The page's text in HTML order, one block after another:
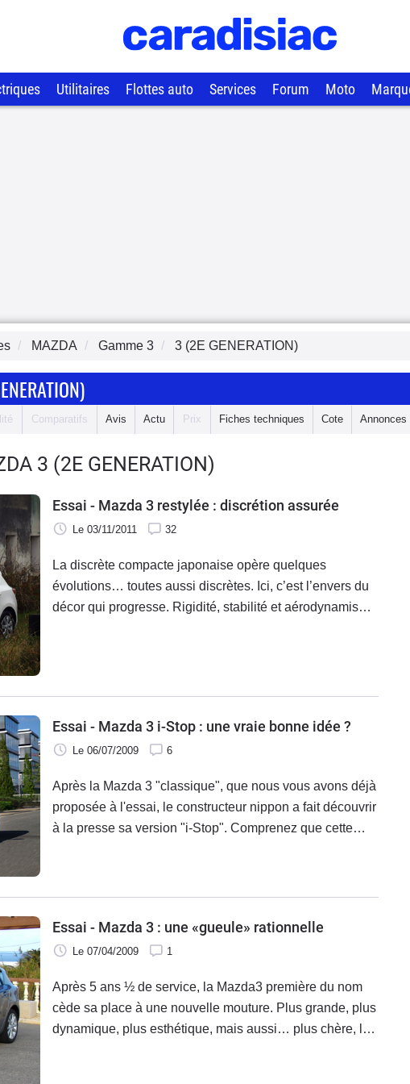
Utilitaires Flottes auto Services Forum Moto
MAZDA Gamme 3 3 (2E GENERATION)
Comparatifs Avis Actu Prix Fiches techniques Cote Annonces
3 (2E GENERATION)
Essai - Mazda 3 restylée : discrétion assurée
Le 03/11/2011 32
La discrète compacte japonaise opère quelques
évolutions… toutes aussi discrètes. Ici, c’est l’envers du
décor qui progresse. Rigidité, stabilité et aérodynamisme
Essai - Mazda 3 i-Stop : une vraie bonne idée ?
Le 06/07/2009 6
Après la Mazda 3 "classique", que nous vous avons déjà
proposée à l'essai, le constructeur nippon a fait découvrir
à la presse sa version "i-Stop". Comprenez que cette
se fait-il au prix de sacrifices ?Essai - Mazda 3 : une «gueule» rationnelle
Le 07/04/2009 1
Après 5 ans ½ de service, la Mazda3 première du nom
cède sa place à une nouvelle mouture. Plus grande, plus
dynamique, plus esthétique, mais aussi… plus chère, la